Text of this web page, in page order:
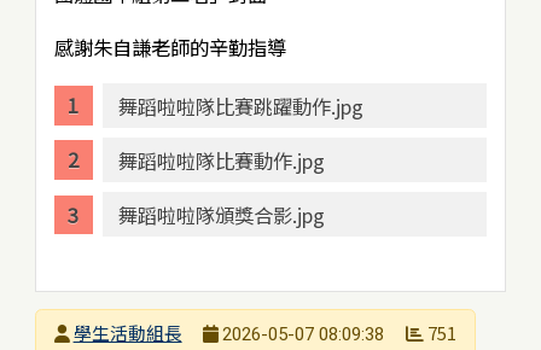
感謝朱自謙老師的辛勤指導
舞蹈啦啦隊比賽跳躍動作.jpg
舞蹈啦啦隊比賽動作.jpg
舞蹈啦啦隊頒獎合影.jpg
發布者
學生活動組長
2026-05-07 08:09:38 751